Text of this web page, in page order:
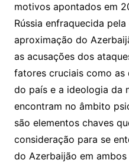
motivos apontados em
Rússia enfraquecida
aproximação do
as acusações dos
fatores cruciais como
do país e a ideologia da
encontram no âmbito
são elementos chaves
consideração para se
do Azerbaijão em